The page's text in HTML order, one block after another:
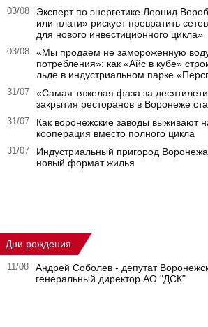
03/08
Эксперт по энергетике Леонид
или плати» рискует превратить
для нового инвестиционного цикла»
03/08
«Мы продаем не замороженную
потребления»: как «Айс в кубе»
льде в индустриальном парке
31/07
«Самая тяжелая фаза за
закрытия ресторанов в Воронеже
31/07
Как воронежские заводы выживают
кооперация вместо полного цикла
31/07
Индустриальный пригород
новый формат жилья
Дни рождения
11/08
Андрей Соболев - депутат
генеральный директор АО "ДСК"